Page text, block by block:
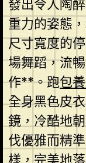
發出令人陶
重力的姿態
尺寸寬度的
場舞蹈，流
作**。跑包
全身黑色皮
鏡，冷酷地
伐優雅而精